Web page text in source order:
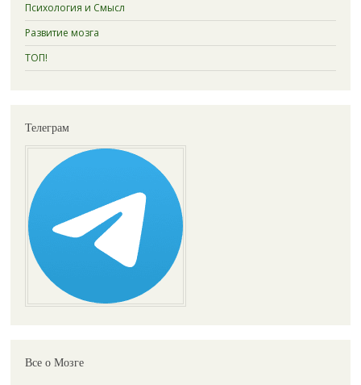
Психология и Смысл
Развитие мозга
ТОП!
Телеграм
Все о Мозге